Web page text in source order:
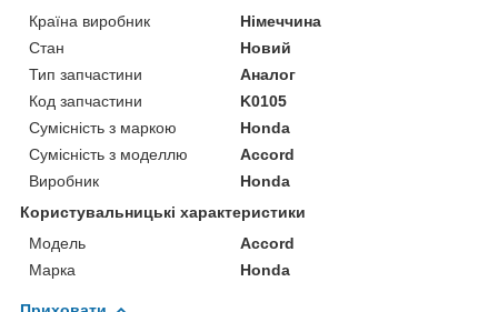
Країна виробник
Німеччина
Стан
Новий
Тип запчастини
Аналог
Код запчастини
K0105
Сумісність з маркою
Honda
Сумісність з моделлю
Accord
Виробник
Honda
Користувальницькі характеристики
Модель
Accord
Марка
Honda